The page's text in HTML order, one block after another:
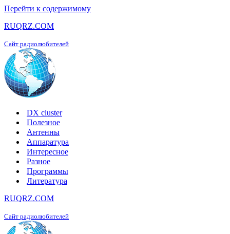
Перейти к содержимому
RUQRZ.COM
Сайт радиолюбителей
DX cluster
Полезное
Антенны
Аппаратура
Интересное
Разное
Программы
Литература
RUQRZ.COM
Сайт радиолюбителей